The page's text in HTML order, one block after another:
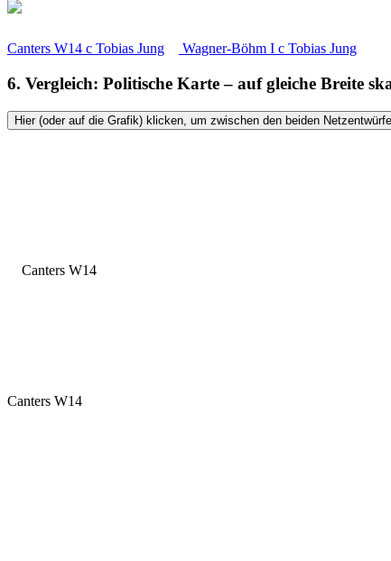
Canters W14 c Tobias Jung Wagner-Böhm I c Tobias Jung
6. Vergleich: Politische Karte – auf gleiche Breite
Hier (oder auf die Grafik) klicken, um zwischen den beiden
Canters W14